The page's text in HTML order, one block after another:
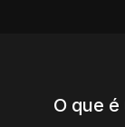
O que